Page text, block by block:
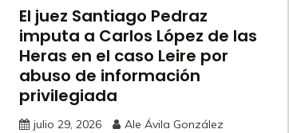
El juez Santiago Pedraz
imputa a Carlos López de las
Heras en el caso Leire por
abuso de información
privilegiada
julio 29, 2026 Ale Ávila González